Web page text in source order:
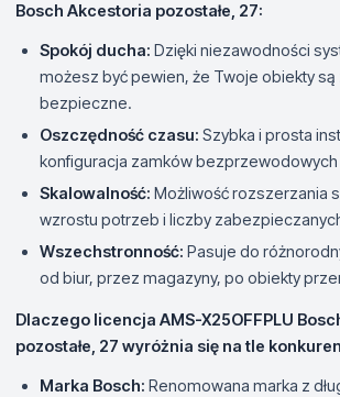
Bosch Akcestoria pozostałe, 27:
Spokój ducha: Dzięki niezawodności
możesz być pewien, że Twoje obiekty są
bezpieczne.
Oszczędność czasu: Szybka i prosta
konfiguracja zamków bezprzewodowych
Skalowalność: Możliwość rozszerzania
wzrostu potrzeb i liczby
Wszechstronność: Pasuje do
od biur, przez magazyny, po obiekty
Dlaczego licencja AMS-X25OFFPLU
pozostałe, 27 wyróżnia się na tle
Marka Bosch: Renomowana marka z